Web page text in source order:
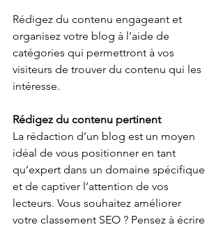
Rédigez du contenu engageant et
organisez votre blog à l’aide de
catégories qui permettront à vos
visiteurs de trouver du contenu qui les
intéresse.
Rédigez du contenu pertinent
La rédaction d’un blog est un moyen
idéal de vous positionner en tant
qu’expert dans un domaine spécifique
et de captiver l’attention de vos
lecteurs. Vous souhaitez améliorer
votre classement SEO ? Pensez à écrire